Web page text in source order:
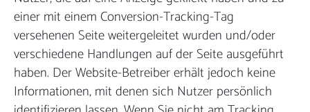
einer mit einem Conversion-Tracking-Tag
versehenen Seite weitergeleitet wurden und/oder
verschiedene Handlungen auf der Seite ausgeführt
haben. Der Website-Betreiber erhält jedoch keine
Informationen, mit denen sich Nutzer persönlich